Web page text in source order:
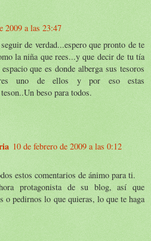
2009 a las 23:47
de verdad...espero que pronto de te
la niña que rees...y que decir de tu tía
que es donde alberga sus tesoros
uno de ellos y por eso estas
beso para todos.
10 de febrero de 2009 a las 0:12
estos comentarios de ánimo para ti.
protagonista de su blog, así que
o pedirnos lo que quieras, lo que te haga